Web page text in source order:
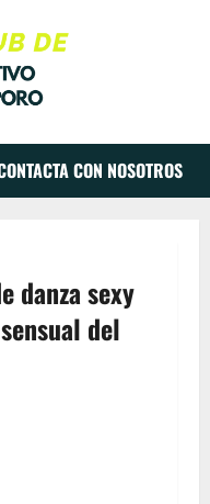
CON NOSOTROS
danza sexy
del